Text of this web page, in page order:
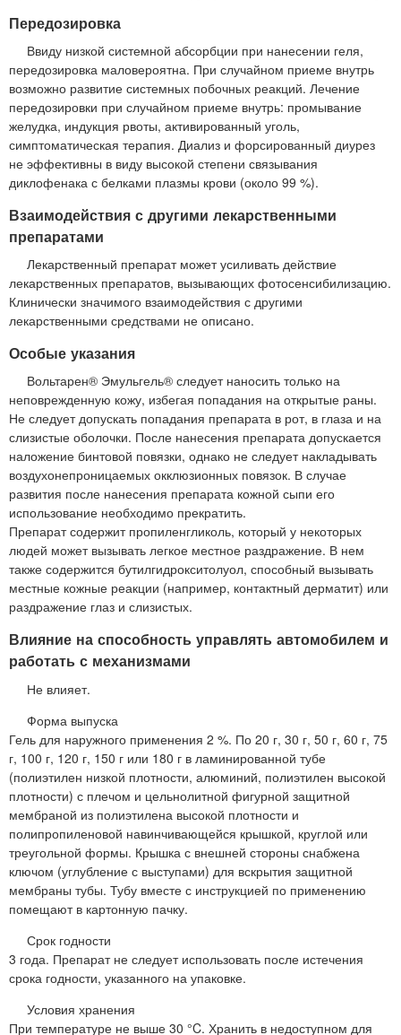
Передозировка
Ввиду низкой системной абсорбции при нанесении геля,
передозировка маловероятна. При случайном приеме внутрь
возможно развитие системных побочных реакций. Лечение
передозировки при случайном приеме внутрь: промывание
желудка, индукция рвоты, активированный уголь,
симптоматическая терапия. Диализ и форсированный диурез
не эффективны в виду высокой степени связывания
диклофенака с белками плазмы крови (около 99 %).
Взаимодействия с другими лекарственными
препаратами
Лекарственный препарат может усиливать действие
лекарственных препаратов, вызывающих фотосенсибилизацию.
Клинически значимого взаимодействия с другими
лекарственными средствами не описано.
Особые указания
Вольтарен® Эмульгель® следует наносить только на
неповрежденную кожу, избегая попадания на открытые раны.
Не следует допускать попадания препарата в рот, в глаза и на
слизистые оболочки. После нанесения препарата допускается
наложение бинтовой повязки, однако не следует накладывать
воздухонепроницаемых окклюзионных повязок. В случае
развития после нанесения препарата кожной сыпи его
использование необходимо прекратить.
Препарат содержит пропиленгликоль, который у некоторых
людей может вызывать легкое местное раздражение. В нем
также содержится бутилгидрокситолуол, способный вызывать
местные кожные реакции (например, контактный дерматит) или
раздражение глаз и слизистых.
Влияние на способность управлять автомобилем и
работать с механизмами
Не влияет.
Форма выпуска
Гель для наружного применения 2 %. По 20 г, 30 г, 50 г, 60 г, 75
г, 100 г, 120 г, 150 г или 180 г в ламинированной тубе
(полиэтилен низкой плотности, алюминий, полиэтилен высокой
плотности) с плечом и цельнолитной фигурной защитной
мембраной из полиэтилена высокой плотности и
полипропиленовой навинчивающейся крышкой, круглой или
треугольной формы. Крышка с внешней стороны снабжена
ключом (углубление с выступами) для вскрытия защитной
мембраны тубы. Тубу вместе с инструкцией по применению
помещают в картонную пачку.
Срок годности
3 года. Препарат не следует использовать после истечения
срока годности, указанного на упаковке.
Условия хранения
При температуре не выше 30 °C. Хранить в недоступном для